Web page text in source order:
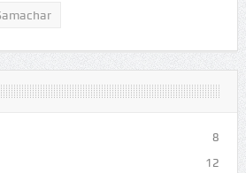
8
12